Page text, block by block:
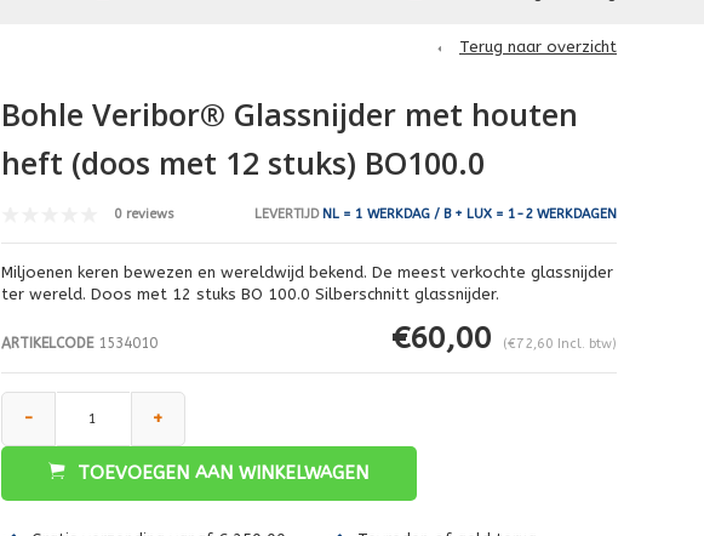
Terug naar overzicht
Bohle Veribor® Glassnijder met houten
heft (doos met 12 stuks) BO100.0
0 reviews LEVERTIJDNL = 1 WERKDAG / B + LUX = 1-2 WERKDAGEN
Miljoenen keren bewezen en wereldwijd bekend. De meest verkochte glassnijder
ter wereld. Doos met 12 stuks BO 100.0 Silberschnitt glassnijder.
ARTIKELCODE1534010 €60,00 (€72,60 Incl. btw)
- +
TOEVOEGEN AAN WINKELWAGEN